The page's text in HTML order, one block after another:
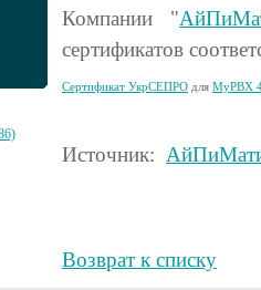
Компании "
сертификатов
Сертификат УкрСЕПРО для MyPBX
Источник:
Возврат к списку